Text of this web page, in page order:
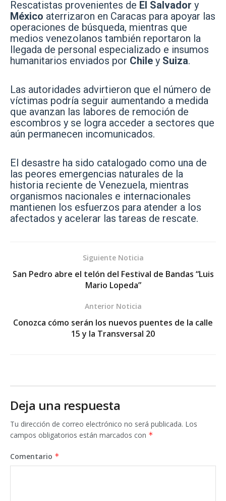
Rescatistas provenientes de El Salvador y
México aterrizaron en Caracas para apoyar las
operaciones de búsqueda, mientras que
medios venezolanos también reportaron la
llegada de personal especializado e insumos
humanitarios enviados por Chile y Suiza.
Las autoridades advirtieron que el número de
víctimas podría seguir aumentando a medida
que avanzan las labores de remoción de
escombros y se logra acceder a sectores que
aún permanecen incomunicados.
El desastre ha sido catalogado como una de
las peores emergencias naturales de la
historia reciente de Venezuela, mientras
organismos nacionales e internacionales
mantienen los esfuerzos para atender a los
afectados y acelerar las tareas de rescate.
Siguiente Noticia
San Pedro abre el telón del Festival de Bandas “Luis
Mario Lopeda”
Anterior Noticia
Conozca cómo serán los nuevos puentes de la calle
15 y la Transversal 20
Deja una respuesta
Tu dirección de correo electrónico no será publicada. Los
campos obligatorios están marcados con *
Comentario *